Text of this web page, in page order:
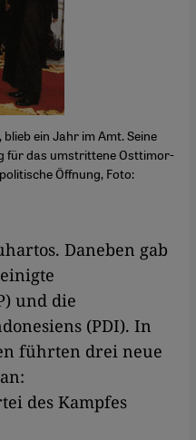
ein Jahr im Amt. Seine
für das umstrittene Osttimor-
Öffnung, Foto:
Daneben gab
und die
(PDI). In
führten drei neue
des Kampfes